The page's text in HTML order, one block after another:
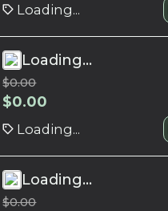
Loading...
Loading...
$0.00
$0.00
Loading...
Loading...
$0.00